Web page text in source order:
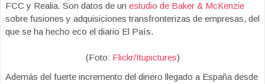
FCC y Realia. Son datos de un estudio de Baker & McKenzie
sobre fusiones y adquisiciones transfronterizas de empresas, del
que se ha hecho eco el diario El País.
(Foto: Flickr/Itupictures)
Además del fuerte incremento del dinero llegado a España desde